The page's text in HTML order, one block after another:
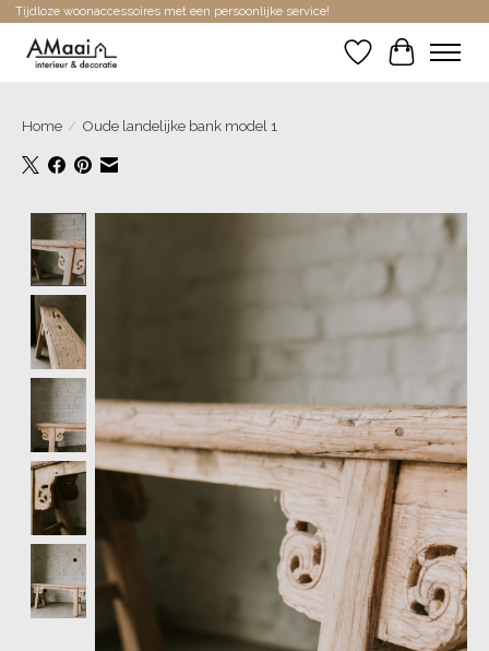
Tijdloze woonaccessoires met een persoonlijke service!
Verlanglijst
Home / Oude landelijke bank model 1
Product image slideshow Items